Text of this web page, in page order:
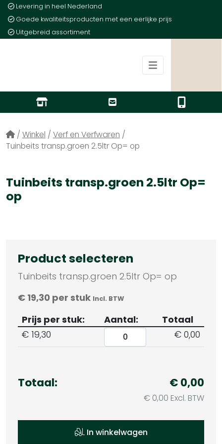
Levering in heel Nederland
Goede kwaliteitsproducten met een eerlijke prijs
Uitgebreid assortiment
/ Winkel / Verf en Verfwaren /
Tuinbeits transp.groen 2.5ltr Op= op
Tuinbeits transp.groen 2.5ltr Op=
op
Product selecteren
Tuinbeits transp.groen 2.5ltr Op= op
€ 19,30 per stuk Incl. BTW
Prijs per stuk: Aantal:
Totaal
€ 19,30 € 0,00
Totaal: € 0,00
€ 0,00 Excl. BTW
In winkelwagen